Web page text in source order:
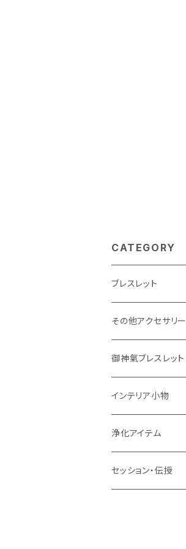
CATEGORY
ブレスレット
その他アクセサリー
御神氣ブレスレット
インテリア小物
浄化アイテム
セッション・伝授